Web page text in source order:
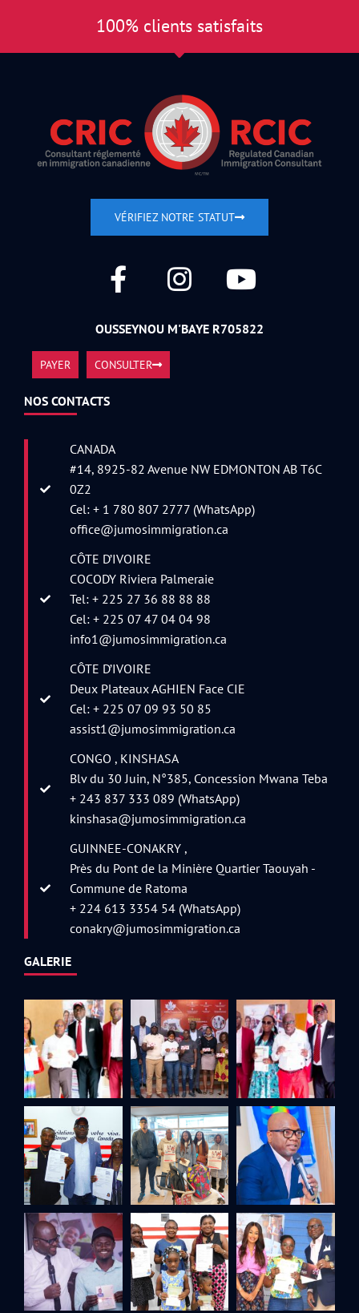
100% clients satisfaits
VÉRIFIEZ NOTRE STATUT
OUSSEYNOU M'BAYE R705822
PAYER CONSULTER
NOS CONTACTS
CANADA
#14, 8925-82 Avenue NW EDMONTON AB T6C
0Z2
Cel: + 1 780 807 2777 (WhatsApp)
office@jumosimmigration.ca
CÔTE D’IVOIRE
COCODY Riviera Palmeraie
Tel: + 225 27 36 88 88 88
Cel: + 225 07 47 04 04 98
info1@jumosimmigration.ca
CÔTE D’IVOIRE
Deux Plateaux AGHIEN Face CIE
Cel: + 225 07 09 93 50 85
assist1@jumosimmigration.ca
CONGO , KINSHASA
Blv du 30 Juin, N°385, Concession Mwana Teba
+ 243 837 333 089 (WhatsApp)
kinshasa@jumosimmigration.ca
GUINNEE-CONAKRY ,
Près du Pont de la Minière Quartier Taouyah -
Commune de Ratoma
+ 224 613 3354 54 (WhatsApp)
conakry@jumosimmigration.ca
GALERIE